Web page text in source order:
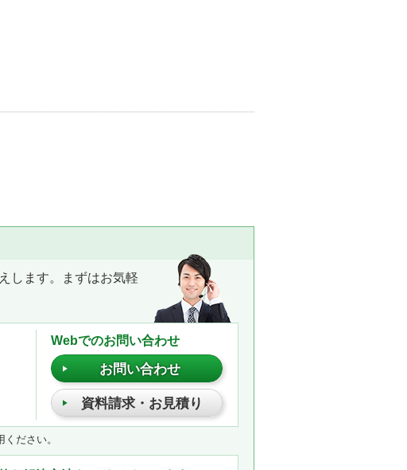
します。まずはお気軽
Webでのお問い合わせ
お問い合わせ
資料請求・お見積り
ださい。